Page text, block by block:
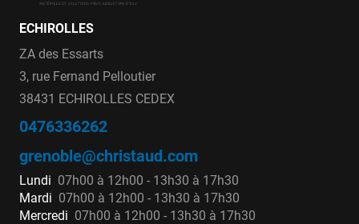
ECHIROLLES
ZA des Essarts
3, rue Fernand Pelloutier
38431 ECHIROLLES CEDEX
0476336262
grenoble@christaud.com
Lundi 07h00 à 12h00 - 13h30 à 17h30
Mardi 07h00 à 12h00 - 13h30 à 17h30
Mercredi 07h00 à 12h00 - 13h30 à 17h30